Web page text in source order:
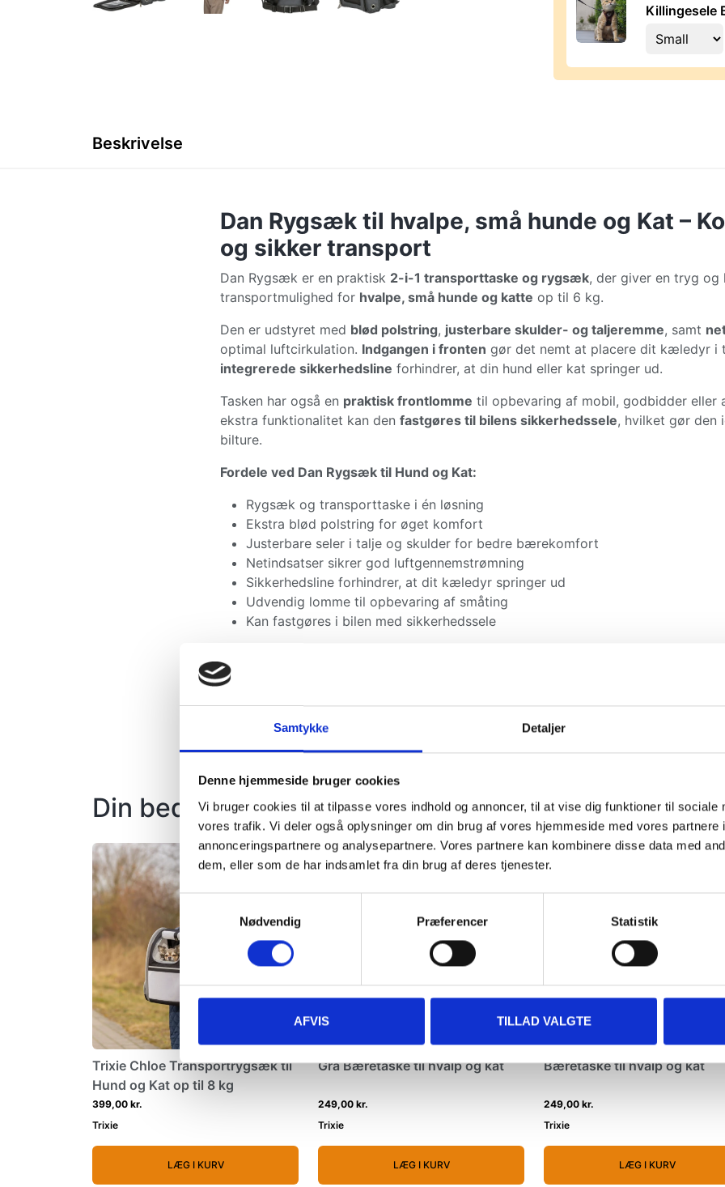
Samtykke Detaljer
Denne hjemmeside bruger cookies
Vi bruger cookies til at tilpasse vores indhold og annoncer, til at vise dig funktioner til sociale
vores trafik. Vi deler også oplysninger om din brug af vores hjemmeside med vores partnere
annonceringspartnere og analysepartnere. Vores partnere kan kombinere disse data med
dem, eller som de har indsamlet fra din brug af deres tjenester.
Samtykkevalg
Nødvendig
Præferencer Statistik
AFVIS TILLAD VALGTE
Killingesele
Beskrivelse
Dan Rygsæk til hvalpe, små hunde og Kat –
og sikker transport
Dan Rygsæk er en praktisk 2-i-1 transporttaske og rygsæk, der giver en tryg
transportmulighed for hvalpe, små hunde og katte op til 6 kg.
Den er udstyret med blød polstring, justerbare skulder- og taljeremme, samt
optimal luftcirkulation. Indgangen i fronten gør det nemt at placere dit kæledyr i
integrerede sikkerhedsline forhindrer, at din hund eller kat springer ud.
Tasken har også en praktisk frontlomme til opbevaring af mobil, godbidder eller
ekstra funktionalitet kan den fastgøres til bilens sikkerhedssele, hvilket gør den
bilture.
Fordele ved Dan Rygsæk til Hund og Kat:
Rygsæk og transporttaske i én løsning
Ekstra blød polstring for øget komfort
Justerbare seler i talje og skulder for bedre bærekomfort
Netindsatser sikrer god luftgennemstrømning
Sikkerhedsline forhindrer, at dit kæledyr springer ud
Udvendig lomme til opbevaring af småting
Kan fastgøres i bilen med sikkerhedssele
Maks. vægt:
Din bedste ven vil også elske dette
Trixie Chloe Transportrygsæk til
Hund og Kat op til 8 kg
399,00 kr.
Trixie
LÆG I KURV
Grå Bæretaske til hvalp og kat
249,00 kr.
Trixie
LÆG I KURV
Bæretaske til hvalp og kat
249,00 kr.
Trixie
LÆG I KURV